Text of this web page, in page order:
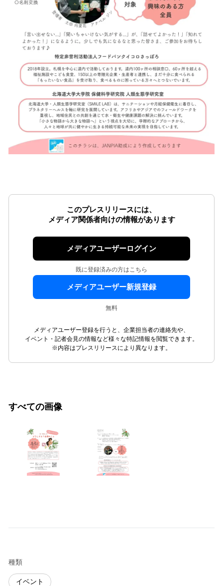
このプレスリリースには、
メディア関係者向けの情報があります
メディアユーザーログイン
既に登録済みの方はこちら
メディアユーザー新規登録
無料
メディアユーザー登録を行うと、企業担当者の連絡先や、
イベント・記者会見の情報など様々な特記情報を閲覧できます。
※内容はプレスリリースにより異なります。
すべての画像
種類
イベント